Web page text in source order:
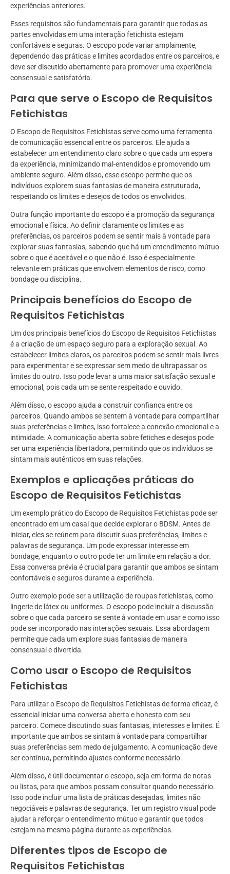
experiências anteriores.
Esses requisitos são fundamentais para garantir que todas as
partes envolvidas em uma interação fetichista estejam
confortáveis e seguras. O escopo pode variar amplamente,
dependendo das práticas e limites acordados entre os parceiros, e
deve ser discutido abertamente para promover uma experiência
consensual e satisfatória.
Para que serve o Escopo de Requisitos
Fetichistas
O Escopo de Requisitos Fetichistas serve como uma ferramenta
de comunicação essencial entre os parceiros. Ele ajuda a
estabelecer um entendimento claro sobre o que cada um espera
da experiência, minimizando mal-entendidos e promovendo um
ambiente seguro. Além disso, esse escopo permite que os
indivíduos explorem suas fantasias de maneira estruturada,
respeitando os limites e desejos de todos os envolvidos.
Outra função importante do escopo é a promoção da segurança
emocional e física. Ao definir claramente os limites e as
preferências, os parceiros podem se sentir mais à vontade para
explorar suas fantasias, sabendo que há um entendimento mútuo
sobre o que é aceitável e o que não é. Isso é especialmente
relevante em práticas que envolvem elementos de risco, como
bondage ou disciplina.
Principais benefícios do Escopo de
Requisitos Fetichistas
Um dos principais benefícios do Escopo de Requisitos Fetichistas
é a criação de um espaço seguro para a exploração sexual. Ao
estabelecer limites claros, os parceiros podem se sentir mais livres
para experimentar e se expressar sem medo de ultrapassar os
limites do outro. Isso pode levar a uma maior satisfação sexual e
emocional, pois cada um se sente respeitado e ouvido.
Além disso, o escopo ajuda a construir confiança entre os
parceiros. Quando ambos se sentem à vontade para compartilhar
suas preferências e limites, isso fortalece a conexão emocional e a
intimidade. A comunicação aberta sobre fetiches e desejos pode
ser uma experiência libertadora, permitindo que os indivíduos se
sintam mais autênticos em suas relações.
Exemplos e aplicações práticas do
Escopo de Requisitos Fetichistas
Um exemplo prático do Escopo de Requisitos Fetichistas pode ser
encontrado em um casal que decide explorar o BDSM. Antes de
iniciar, eles se reúnem para discutir suas preferências, limites e
palavras de segurança. Um pode expressar interesse em
bondage, enquanto o outro pode ter um limite em relação a dor.
Essa conversa prévia é crucial para garantir que ambos se sintam
confortáveis e seguros durante a experiência.
Outro exemplo pode ser a utilização de roupas fetichistas, como
lingerie de látex ou uniformes. O escopo pode incluir a discussão
sobre o que cada parceiro se sente à vontade em usar e como isso
pode ser incorporado nas interações sexuais. Essa abordagem
permite que cada um explore suas fantasias de maneira
consensual e divertida.
Como usar o Escopo de Requisitos
Fetichistas
Para utilizar o Escopo de Requisitos Fetichistas de forma eficaz, é
essencial iniciar uma conversa aberta e honesta com seu
parceiro. Comece discutindo suas fantasias, interesses e limites. É
importante que ambos se sintam à vontade para compartilhar
suas preferências sem medo de julgamento. A comunicação deve
ser contínua, permitindo ajustes conforme necessário.
Além disso, é útil documentar o escopo, seja em forma de notas
ou listas, para que ambos possam consultar quando necessário.
Isso pode incluir uma lista de práticas desejadas, limites não
negociáveis e palavras de segurança. Ter um registro visual pode
ajudar a reforçar o entendimento mútuo e garantir que todos
estejam na mesma página durante as experiências.
Diferentes tipos de Escopo de
Requisitos Fetichistas